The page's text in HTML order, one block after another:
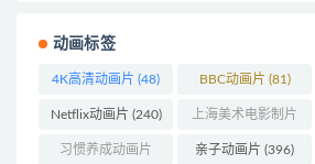
动画标签
4K高清动画片 (48) BBC动画片 (81)
Netflix动画片 (240) 上海美术电影制片
厂(126)
习惯养成动画片 亲子动画片 (396)